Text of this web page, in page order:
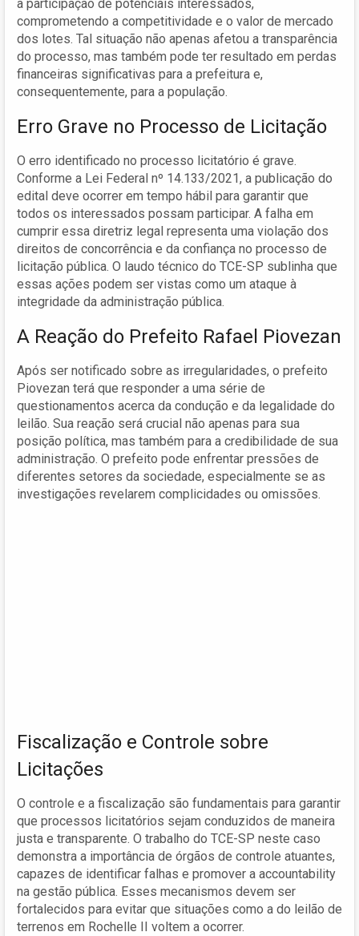
a participação de potenciais interessados,
comprometendo a competitividade e o valor de mercado
dos lotes. Tal situação não apenas afetou a transparência
do processo, mas também pode ter resultado em perdas
financeiras significativas para a prefeitura e,
consequentemente, para a população.
Erro Grave no Processo de Licitação
O erro identificado no processo licitatório é grave.
Conforme a Lei Federal nº 14.133/2021, a publicação do
edital deve ocorrer em tempo hábil para garantir que
todos os interessados possam participar. A falha em
cumprir essa diretriz legal representa uma violação dos
direitos de concorrência e da confiança no processo de
licitação pública. O laudo técnico do TCE-SP sublinha que
essas ações podem ser vistas como um ataque à
integridade da administração pública.
A Reação do Prefeito Rafael Piovezan
Após ser notificado sobre as irregularidades, o prefeito
Piovezan terá que responder a uma série de
questionamentos acerca da condução e da legalidade do
leilão. Sua reação será crucial não apenas para sua
posição política, mas também para a credibilidade de sua
administração. O prefeito pode enfrentar pressões de
diferentes setores da sociedade, especialmente se as
investigações revelarem complicidades ou omissões.
Fiscalização e Controle sobre
Licitações
O controle e a fiscalização são fundamentais para garantir
que processos licitatórios sejam conduzidos de maneira
justa e transparente. O trabalho do TCE-SP neste caso
demonstra a importância de órgãos de controle atuantes,
capazes de identificar falhas e promover a accountability
na gestão pública. Esses mecanismos devem ser
fortalecidos para evitar que situações como a do leilão de
terrenos em Rochelle II voltem a ocorrer.